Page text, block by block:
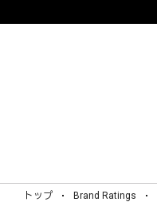
トップ Brand Ratings